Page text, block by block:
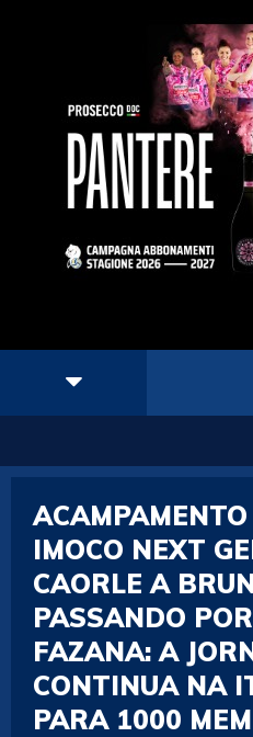
IMOCO NEXT
CAORLE A
PASSANDO
FAZANA: A
CONTINUA NA
PARA 1000